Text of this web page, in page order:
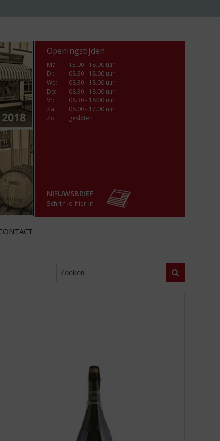
Openingstijden
Ma:
13.00 - 18.00 uur
Di:
08.30 - 18.00 uur
Wo:
08.30 - 18.00 uur
Do:
08.30 - 18.00 uur
Vr:
08.30 - 18:00 uur
Za:
08.00 - 17.00 uur
Zo:
gesloten
NIEUWSBRIEF
Schrijf je hier in
Zoeken